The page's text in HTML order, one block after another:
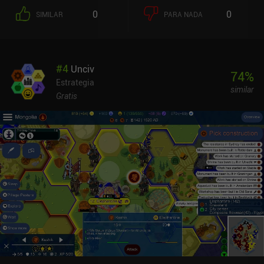
entrañable y un refrescante cambio de ritmo respecto a los temas
recurrentes del género. Afortunadamente, la dificultad es
especiales de los generales, llamadas Grooves, añaden una
interesante capa de estrategia que mantiene el dinamismo de las
batallas. Aparte del contenido preestablecido, también hay un
compartirlos con la comunidad, lo que aumenta enormemente la
rejugabilidad del juego. Personalmente, no me gustó que hicieran
falta dos dedos para mover el mapa, y me gustaría que hubiera un
botón de menú en lugar de tener que pulsar dos veces sobre una
ficha para acceder a opciones como "terminar turno" y "renunciar".
Pero aparte de eso, la interfaz es buena. Jugando en mi Samsung
S25 Ultra con una funda, tuve que hacer pequeños descansos para
dejar que el teléfono se enfriara un poco después de una hora de
juego. Además, la batería es bastante exigente. Pero lo más
importante es que el juego nunca se bloqueó ni falló, cosa que
agradezco. El problema del calentamiento también lo comentó
otro miembro de nuestro equipo. A pesar de estos pequeños
SIMILAR 0 PARA NADA 0
#4 Unciv
Estrategia
Gratis
74%
similar